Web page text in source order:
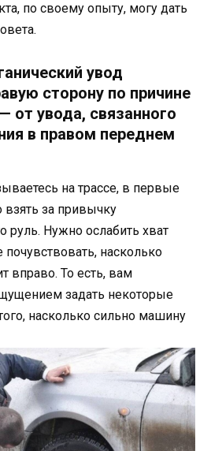
по своему опыту, могу дать
увод
сторону по причине
от увода, связанного
в правом переднем
на трассе, в первые
за привычку
руль. Нужно ослабить хват
почувствовать, насколько
вправо. То есть, вам
задать некоторые
насколько сильно машину